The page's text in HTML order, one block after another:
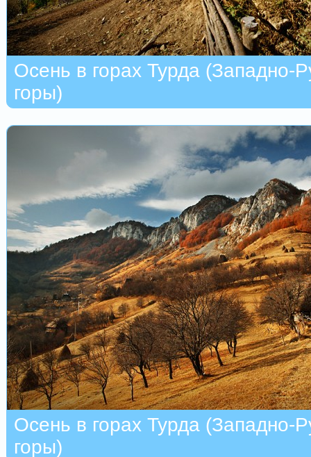
Осень в горах Турда (Западно-
горы)
Осень в горах Турда (Западно-
горы)